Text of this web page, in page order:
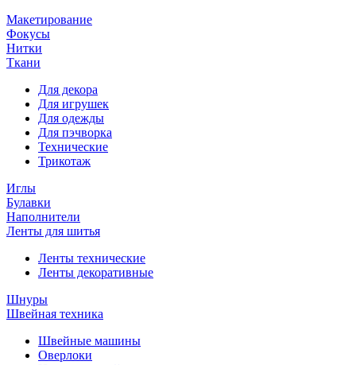
Макетирование
Фокусы
Нитки
Ткани
Для декора
Для игрушек
Для одежды
Для пэчворка
Технические
Трикотаж
Иглы
Булавки
Наполнители
Ленты для шитья
Ленты технические
Ленты декоративные
Шнуры
Швейная техника
Швейные машины
Оверлоки